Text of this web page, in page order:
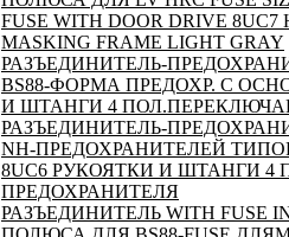
FUSE WITH DOOR DRIVE
MASKING FRAME LIGHT GRAY
РАЗЪЕДИНИТЕЛЬ-
BS88-ФОРМА ПРЕДОХР. C
И ШТАНГИ 4
РАЗЪЕДИНИТЕЛЬ-
NH-ПРЕДОХРАНИТЕЛЕЙ
8UC6 РУКОЯТКИ И ШТАНГИ
ПРЕДОХРАНИТЕЛЯ
РАЗЪЕДИНИТЕЛЬ WITH FUSE IN